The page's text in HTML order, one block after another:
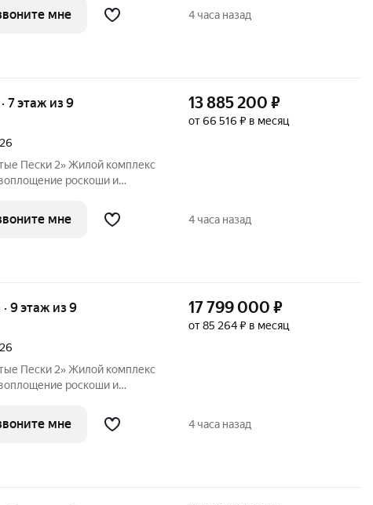
финансированию
мне 4 часа назад
7 этаж из 9
Пески 2» Жилой комплекс
финансированию
13 885 200 ₽
от 66 516 ₽ в месяц
мне 4 часа назад
9 этаж из 9
Пески 2» Жилой комплекс
финансированию
17 799 000 ₽
от 85 264 ₽ в месяц
мне 4 часа назад